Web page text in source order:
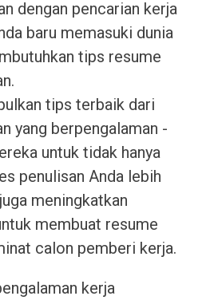
dengan pencarian kerja
baru memasuki dunia
tips resume
tips terbaik dari
yang berpengalaman -
untuk tidak hanya
penulisan Anda lebih
meningkatkan
membuat resume
calon pemberi kerja.
kerja